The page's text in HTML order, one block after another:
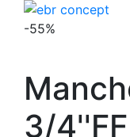
-55%
3/4''FF